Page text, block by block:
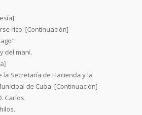
rico. [Continuación]
del maní.
la Secretaría de Hacienda y la
de Cuba. [Continuación]
Carlos.